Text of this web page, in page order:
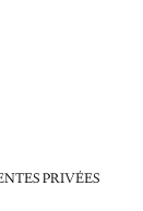
PRIVÉES